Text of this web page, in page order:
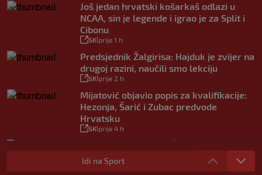
Još jedan hrvatski košarkaš odlazi u
NCAA, sin je legende i igrao je za Split i
Cibonu
SK prije 1 h
Predsjednik Žalgirisa: Hajduk je zvijer na
drugoj razini, naučili smo lekciju
SK prije 2 h
Mijatović objavio popis za kvalifikacije:
Hezonja, Šarić i Zubac predvode
Hrvatsku
SK prije 4 h
tvrde da je hrvatski stoper među
glavnim željama
Idi na Sport